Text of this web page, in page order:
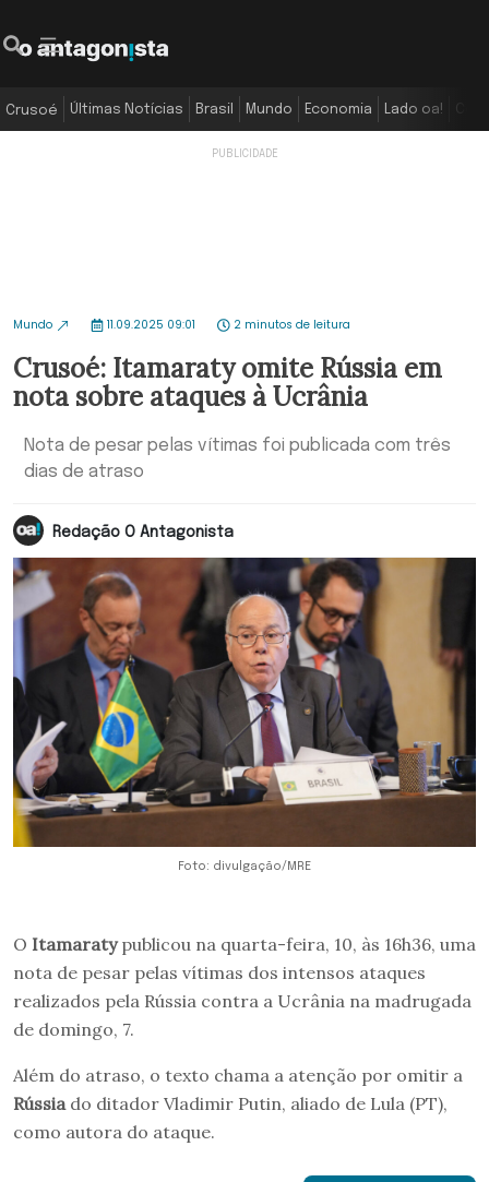
Crusoé Últimas Notícias Brasil Mundo Economia Lado oa!
Mundo 11.09.2025 09:01 2 minutos de leitura
Crusoé: Itamaraty omite Rússia em
nota sobre ataques à Ucrânia
Nota de pesar pelas vítimas foi publicada com três
dias de atraso
Redação O Antagonista
Foto: divulgação/MRE
O Itamaratypublicou na quarta-feira, 10, às 16h36, uma
nota de pesar pelas vítimas dos intensos ataques
realizados pela Rússia contra a Ucrânia na madrugada
de domingo, 7.
Além do atraso, o texto chama a atenção por omitir a
Rússiado ditador Vladimir Putin, aliado de Lula (PT),
como autora do ataque.